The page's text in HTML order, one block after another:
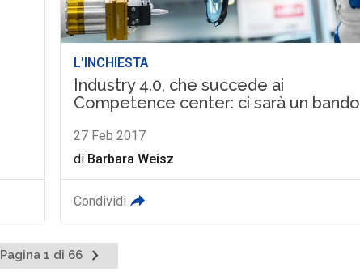
L'INCHIESTA
Industry 4.0, che succede ai
Competence center: ci sarà un bando
27 Feb 2017
di Barbara Weisz
Condividi
Pagina 1 di 66
Pagina
successiva